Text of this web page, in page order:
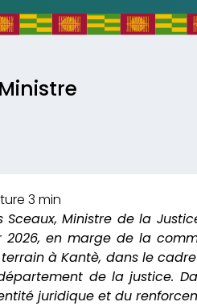
Sceaux, Ministre de la
2026, en marge de la
à Kantè, dans le
de la justice.
juridique et du